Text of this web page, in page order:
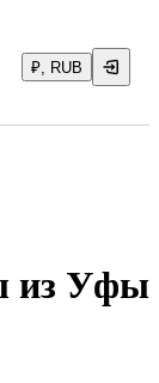
₽, RUB
из Уфы